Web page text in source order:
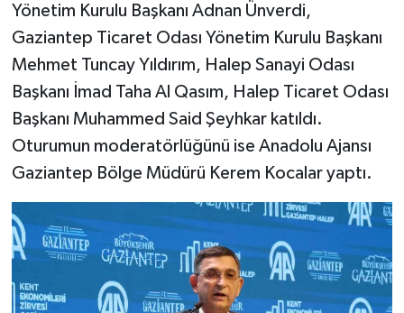
Yönetim Kurulu Başkanı Adnan Ünverdi,
Gaziantep Ticaret Odası Yönetim Kurulu Başkanı
Mehmet Tuncay Yıldırım, Halep Sanayi Odası
Başkanı İmad Taha Al Qasım, Halep Ticaret Odası
Başkanı Muhammed Said Şeyhkar katıldı.
Oturumun moderatörlüğünü ise Anadolu Ajansı
Gaziantep Bölge Müdürü Kerem Kocalar yaptı.